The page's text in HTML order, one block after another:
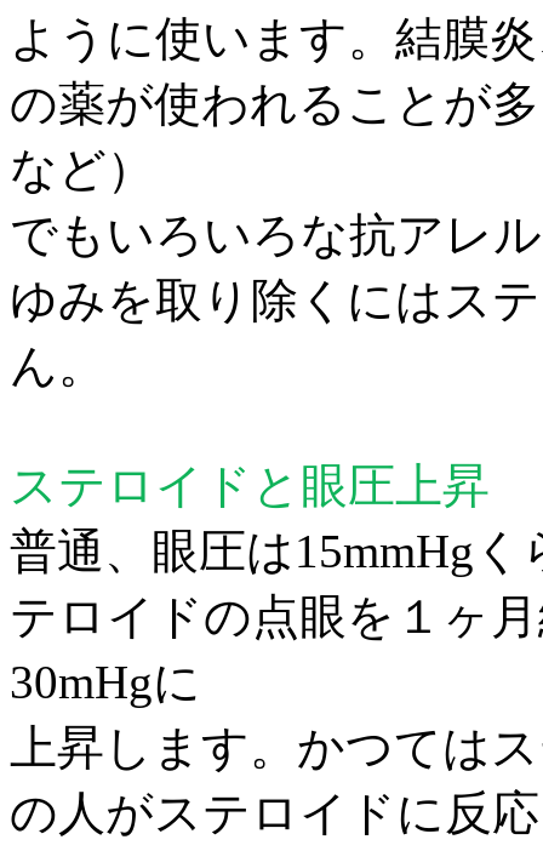
ように使います。結膜
の薬が使われることが
など）
でもいろいろな抗アレ
ゆみを取り除くには ス
ん。
ステロイドと眼圧上昇
普通、眼圧は15mmHg
テロイドの点眼を１ヶ
30mHgに
上昇します。かつては
の人がステロイドに反